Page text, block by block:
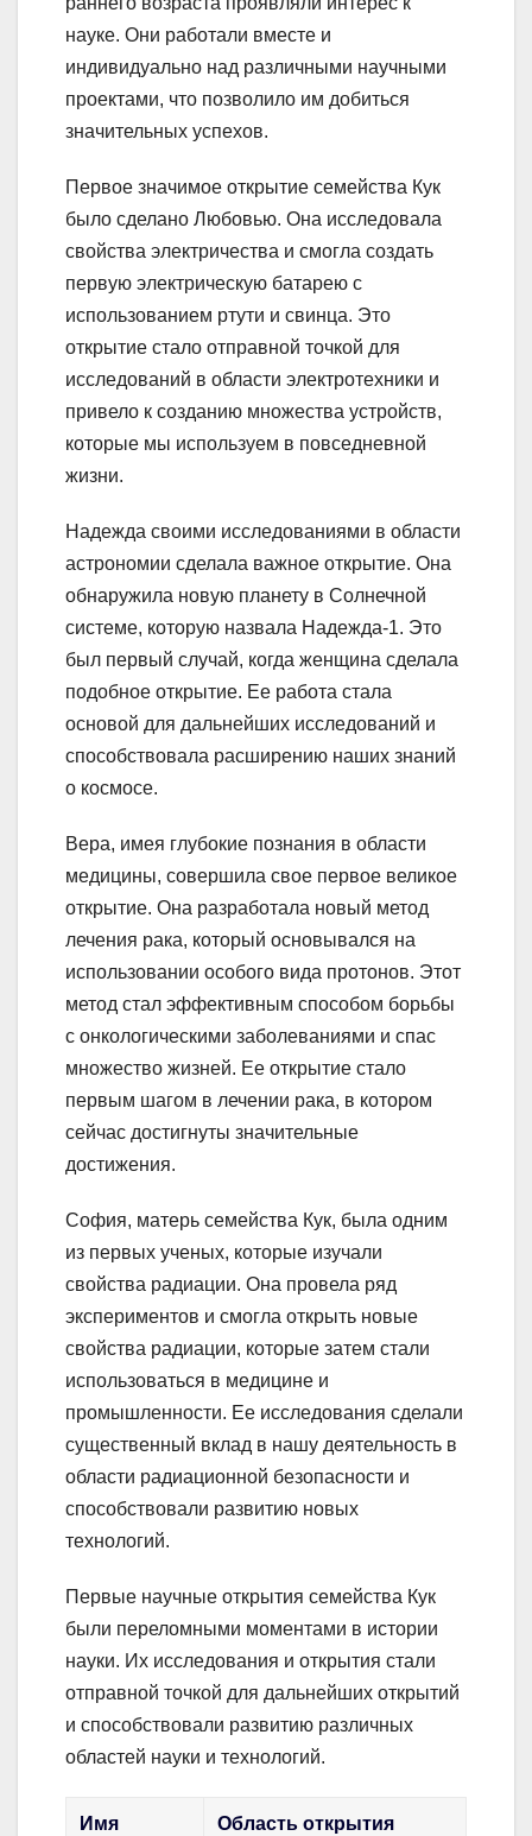
науке. Они работали вместе и
индивидуально над различными научными
проектами, что позволило им добиться
значительных успехов.
Первое значимое открытие семейства Кук
было сделано Любовью. Она исследовала
свойства электричества и смогла создать
первую электрическую батарею с
использованием ртути и свинца. Это
открытие стало отправной точкой для
исследований в области электротехники и
привело к созданию множества устройств,
которые мы используем в повседневной
жизни.
Надежда своими исследованиями в области
астрономии сделала важное открытие. Она
обнаружила новую планету в Солнечной
системе, которую назвала Надежда-1. Это
был первый случай, когда женщина сделала
подобное открытие. Ее работа стала
основой для дальнейших исследований и
способствовала расширению наших знаний
о космосе.
Вера, имея глубокие познания в области
медицины, совершила свое первое великое
открытие. Она разработала новый метод
лечения рака, который основывался на
использовании особого вида протонов. Этот
метод стал эффективным способом борьбы
с онкологическими заболеваниями и спас
множество жизней. Ее открытие стало
первым шагом в лечении рака, в котором
сейчас достигнуты значительные
достижения.
София, матерь семейства Кук, была одним
из первых ученых, которые изучали
свойства радиации. Она провела ряд
экспериментов и смогла открыть новые
свойства радиации, которые затем стали
использоваться в медицине и
промышленности. Ее исследования сделали
существенный вклад в нашу деятельность в
области радиационной безопасности и
способствовали развитию новых
технологий.
Первые научные открытия семейства Кук
были переломными моментами в истории
науки. Их исследования и открытия стали
отправной точкой для дальнейших открытий
и способствовали развитию различных
областей науки и технологий.
Имя Область открытия